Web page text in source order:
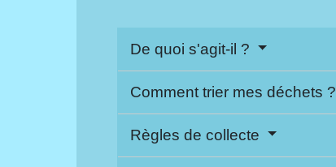
De quoi s'agit-il ?
Comment trier mes déchets ?
Règles de collecte